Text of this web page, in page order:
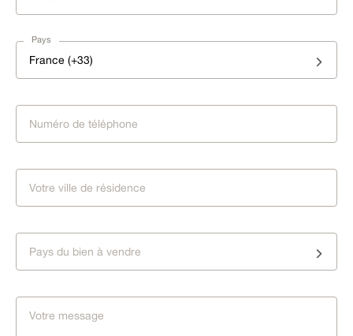
Pays
France (+33)
Pays du bien à vendre